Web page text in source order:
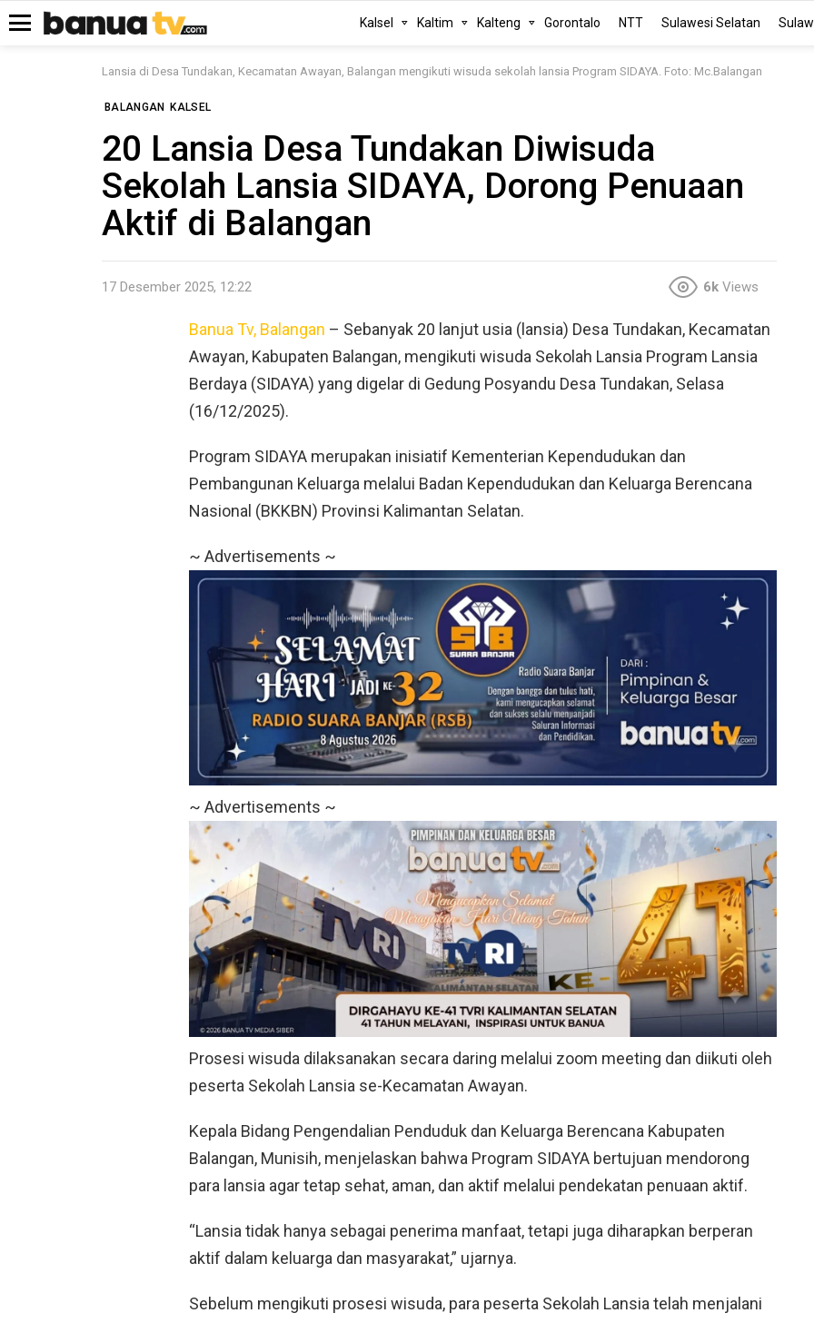
Kalsel Kaltim Kalteng Gorontalo NTT Sulawesi Selatan
Lansia di Desa Tundakan, Kecamatan Awayan, Balangan mengikuti wisuda sekolah lansia Program SIDAYA. Foto: Mc.Balangan
BALANGAN KALSEL
20 Lansia Desa Tundakan Diwisuda
Sekolah Lansia SIDAYA, Dorong Penuaan
Aktif di Balangan
17 Desember 2025, 12:22 6k Views
Banua Tv, Balangan – Sebanyak 20 lanjut usia (lansia) Desa Tundakan, Kecamatan
Awayan, Kabupaten Balangan, mengikuti wisuda Sekolah Lansia Program Lansia
Berdaya (SIDAYA) yang digelar di Gedung Posyandu Desa Tundakan, Selasa
(16/12/2025).
Program SIDAYA merupakan inisiatif Kementerian Kependudukan dan
Pembangunan Keluarga melalui Badan Kependudukan dan Keluarga Berencana
Nasional (BKKBN) Provinsi Kalimantan Selatan.
~ Advertisements ~
~ Advertisements ~
Prosesi wisuda dilaksanakan secara daring melalui zoom meeting dan diikuti oleh
peserta Sekolah Lansia se-Kecamatan Awayan.
Kepala Bidang Pengendalian Penduduk dan Keluarga Berencana Kabupaten
Balangan, Munisih, menjelaskan bahwa Program SIDAYA bertujuan mendorong
para lansia agar tetap sehat, aman, dan aktif melalui pendekatan penuaan aktif.
“Lansia tidak hanya sebagai penerima manfaat, tetapi juga diharapkan berperan
aktif dalam keluarga dan masyarakat,” ujarnya.
Sebelum mengikuti prosesi wisuda, para peserta Sekolah Lansia telah menjalani